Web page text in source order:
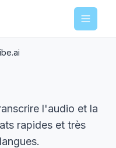
Menu
l'audio et la
rapides et très